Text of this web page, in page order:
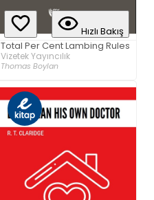
Hızlı Bakış
Total Per Cent Lambing Rules
Vizetek Yayıncılık
Thomas Boylan